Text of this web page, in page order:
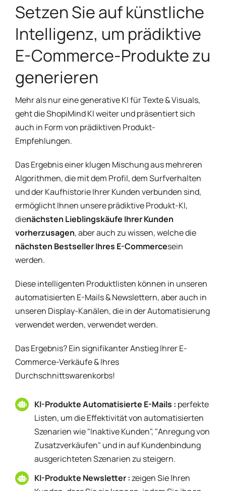
Setzen Sie auf künstliche
Intelligenz, um prädiktive
E-Commerce-Produkte zu
generieren
Mehr als nur eine generative KI für Texte & Visuals,
geht die ShopiMind KI weiter und präsentiert sich
auch in Form von prädiktiven Produkt-
Empfehlungen.
Das Ergebnis einer klugen Mischung aus mehreren
Algorithmen, die mit dem Profil, dem Surfverhalten
und der Kaufhistorie Ihrer Kunden verbunden sind,
ermöglicht Ihnen unsere prädiktive Produkt-KI,
dienächsten Lieblingskäufe Ihrer Kunden
vorherzusagen, aber auch zu wissen, welche die
nächsten Bestseller Ihres E-Commercesein
werden.
Diese intelligenten Produktlisten können in unseren
automatisierten E-Mails & Newslettern, aber auch in
unseren Display-Kanälen, die in der Automatisierung
verwendet werden, verwendet werden.
Das Ergebnis? Ein signifikanter Anstieg Ihrer E-
Commerce-Verkäufe & Ihres
Durchschnittswarenkorbs!
KI-Produkte Automatisierte E-Mails : perfekte
Listen, um die Effektivität von automatisierten
Szenarien wie "Inaktive Kunden", "Anregung von
Zusatzverkäufen" und in auf Kundenbindung
ausgerichteten Szenarien zu steigern.
KI-Produkte Newsletter :zeigen Sie Ihren